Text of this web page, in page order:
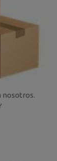
nosotros.